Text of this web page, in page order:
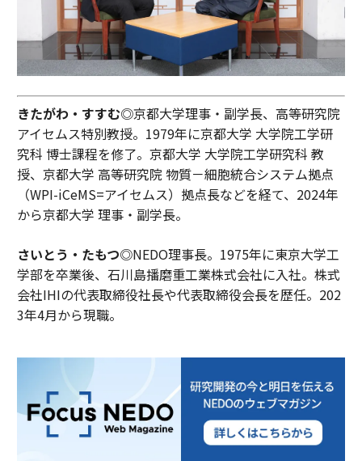
きたがわ・すすむ◎京都大学理事・副学長、高等研究院
アイセムス特別教授。1979年に京都大学 大学院工学研
究科 博士課程を修了。京都大学 大学院工学研究科 教
授、京都大学 高等研究院 物質－細胞統合システム拠点
（WPI-iCeMS=アイセムス）拠点長などを経て、2024年
から京都大学 理事・副学長。
さいとう・たもつ◎NEDO理事長。1975年に東京大学工
学部を卒業後、石川島播磨重工業株式会社に入社。株式
会社IHIの代表取締役社長や代表取締役会長を歴任。202
3年4月から現職。